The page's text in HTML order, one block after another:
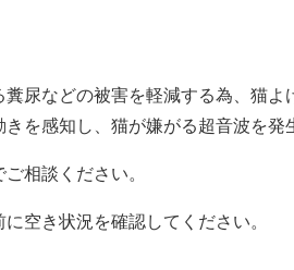
尿などの被害を軽減する為、猫よ
を感知し、猫が嫌がる超音波を発
ご相談ください。
空き状況を確認してください。